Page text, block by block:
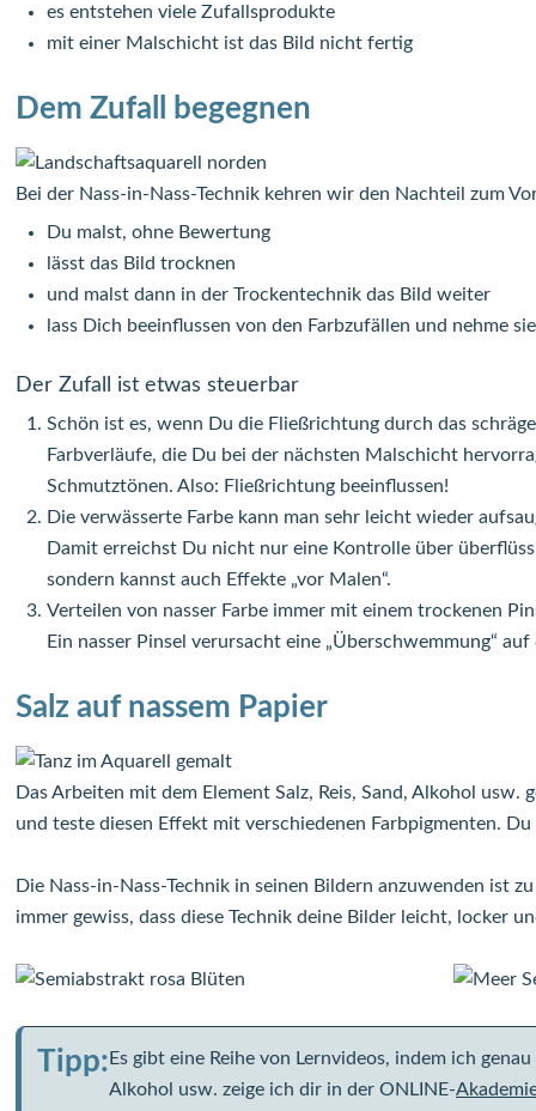
es entstehen viele Zufallsprodukte
mit einer Malschicht ist das Bild nicht fertig
Dem Zufall begegnen
Bei der Nass-in-Nass-Technik kehren wir den Nachteil zum
Du malst, ohne Bewertung
lässt das Bild trocknen
und malst dann in der Trockentechnik das Bild weiter
lass Dich beeinflussen von den Farbzufällen und nehme
Der Zufall ist etwas steuerbar
Schön ist es, wenn Du die Fließrichtung durch das
Farbverläufe, die Du bei der nächsten Malschicht
Schmutztönen. Also: Fließrichtung beeinflussen!
Die verwässerte Farbe kann man sehr leicht wieder
Damit erreichst Du nicht nur eine Kontrolle über
sondern kannst auch Effekte „vor Malen“.
Verteilen von nasser Farbe immer mit einem trockenen
Ein nasser Pinsel verursacht eine „Überschwemmung“ auf
Salz auf nassem Papier
Das Arbeiten mit dem Element Salz, Reis, Sand, Alkohol
und teste diesen Effekt mit verschiedenen Farbpigmenten.
Die Nass-in-Nass-Technik in seinen Bildern anzuwenden ist
immer gewiss, dass diese Technik deine Bilder leicht, locker
Tipp: Es gibt eine Reihe von Lernvideos, indem ich
Alkohol usw. zeige ich dir in der ONLINE-